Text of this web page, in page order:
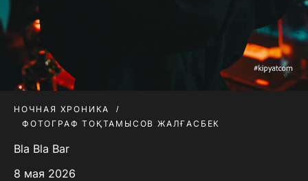
НОЧНАЯ ХРОНИКА
ФОТОГРАФ ТОҚТАМЫСОВ ЖАЛҒАСБЕК
Bla Bla Bar
8 мая 2026